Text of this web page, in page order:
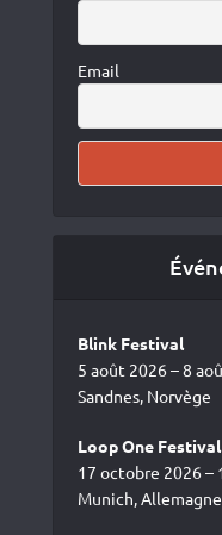
Email
Blink Festival
5 août 2026 – 8
Sandnes, Norvège
Loop One Festival
17 octobre 2026 –
Munich, Allemagne